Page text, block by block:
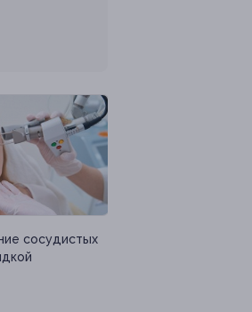
сосудистых